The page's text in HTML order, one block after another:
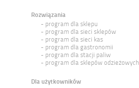
Rozwiązania
program dla sklepu
program dla sieci sklepów
program dla sieci kas
program dla gastronomii
program dla stacji paliw
program dla sklepów odzieżowych
Dla użytkowników